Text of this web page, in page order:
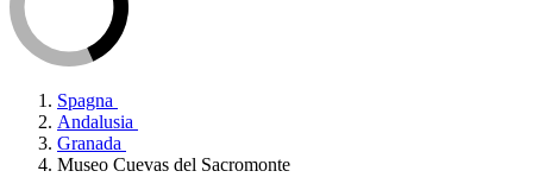
Spagna
Andalusia
Granada
Museo Cuevas del Sacromonte